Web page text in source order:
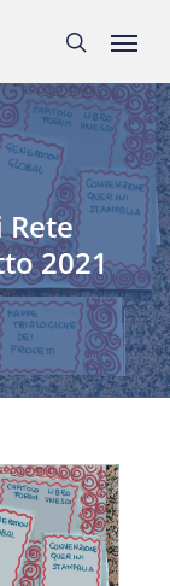
search
Menu
Rete
2021